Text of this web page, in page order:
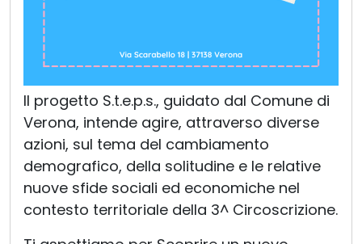
Il progetto S.t.e.p.s., guidato dal Comune di
Verona, intende agire, attraverso diverse
azioni, sul tema del cambiamento
demografico, della solitudine e le relative
nuove sfide sociali ed economiche nel
contesto territoriale della 3^ Circoscrizione.